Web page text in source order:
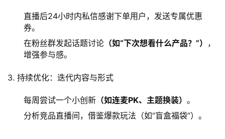
直播后24小时内私信感谢下单用户，发送专属优惠
券。
在粉丝群发起话题讨论 （如“下次想看什么产品？”） ，
增强参与感。
3. 持续优化：迭代内容与形式
每周尝试一个小创新 （如连麦PK、主题换装） 。
分析竞品直播间，借鉴爆款玩法（如“盲盒福袋”）。